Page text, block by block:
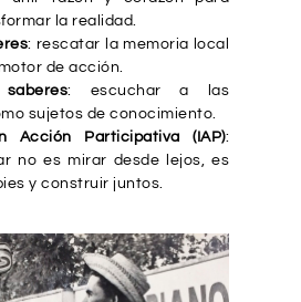
la realidad.
: rescatar la memoria local
de acción.
: escuchar a las
sujetos de conocimiento.
Acción Participativa (IAP):
no es mirar desde lejos, es
y construir juntos.